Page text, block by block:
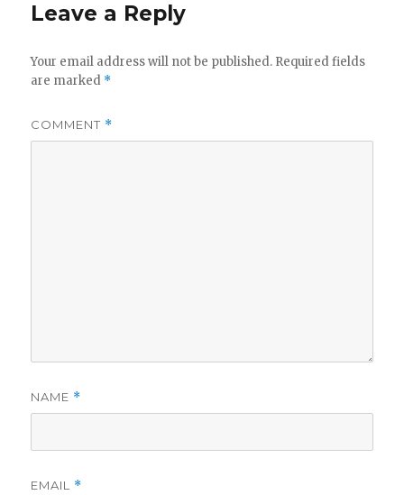
Leave a Reply
Your email address will not be published. Required fields
are marked *
COMMENT *
NAME *
EMAIL *